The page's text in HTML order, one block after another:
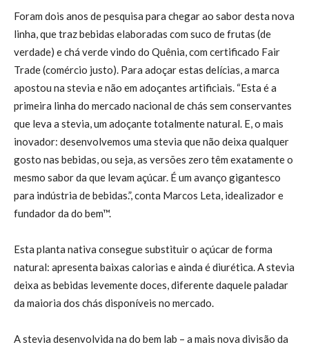
Foram dois anos de pesquisa para chegar ao sabor desta nova
linha, que traz bebidas elaboradas com suco de frutas (de
verdade) e chá verde vindo do Quênia, com certificado Fair
Trade (comércio justo). Para adoçar estas delícias, a marca
apostou na stevia e não em adoçantes artificiais. “Esta é a
primeira linha do mercado nacional de chás sem conservantes
que leva a stevia, um adoçante totalmente natural. E, o mais
inovador: desenvolvemos uma stevia que não deixa qualquer
gosto nas bebidas, ou seja, as versões zero têm exatamente o
mesmo sabor da que levam açúcar. É um avanço gigantesco
para indústria de bebidas.”, conta Marcos Leta, idealizador e
fundador da do bem™.
Esta planta nativa consegue substituir o açúcar de forma
natural: apresenta baixas calorias e ainda é diurética. A stevia
deixa as bebidas levemente doces, diferente daquele paladar
da maioria dos chás disponíveis no mercado.
A stevia desenvolvida na do bem lab – a mais nova divisão da